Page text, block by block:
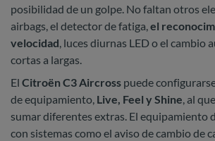
posibilidad de un golpe. No faltan otros
airbags, el detector de fatiga,el
velocidad, luces diurnas LED o el cambio
cortas a largas.
El Citroën C3 Aircross puede
de equipamiento, Live, Feel y Shine, al
sumar diferentes extras. El equipamiento
con sistemas como el aviso de cambio de